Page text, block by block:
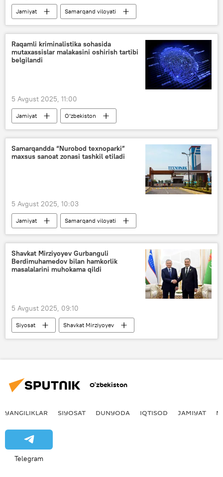
Jamiyat
Samarqand viloyati
Andijon viloyati
elektr energiyasi
Raqamli kriminalistika sohasida
mutaxassislar malakasini oshirish tartibi
belgilandi
5 Avgust 2025, 11:00
Jamiyat O‘zbekiston
Samarqandda “Nurobod texnoparki”
maxsus sanoat zonasi tashkil etiladi
5 Avgust 2025, 10:03
Jamiyat
Samarqand viloyati
Nurobod tumani
texnopark
Shavkat Mirziyoyev Gurbanguli
Berdimuhamedov bilan hamkorlik
masalalarini muhokama qildi
5 Avgust 2025, 09:10
Siyosat
Shavkat Mirziyoyev
Gurbanguli Berdimuhamedov
O‘zbekiston
YANGILIKLAR SIYOSAT DUNYODA IQTISOD JAMIYAT
Telegram